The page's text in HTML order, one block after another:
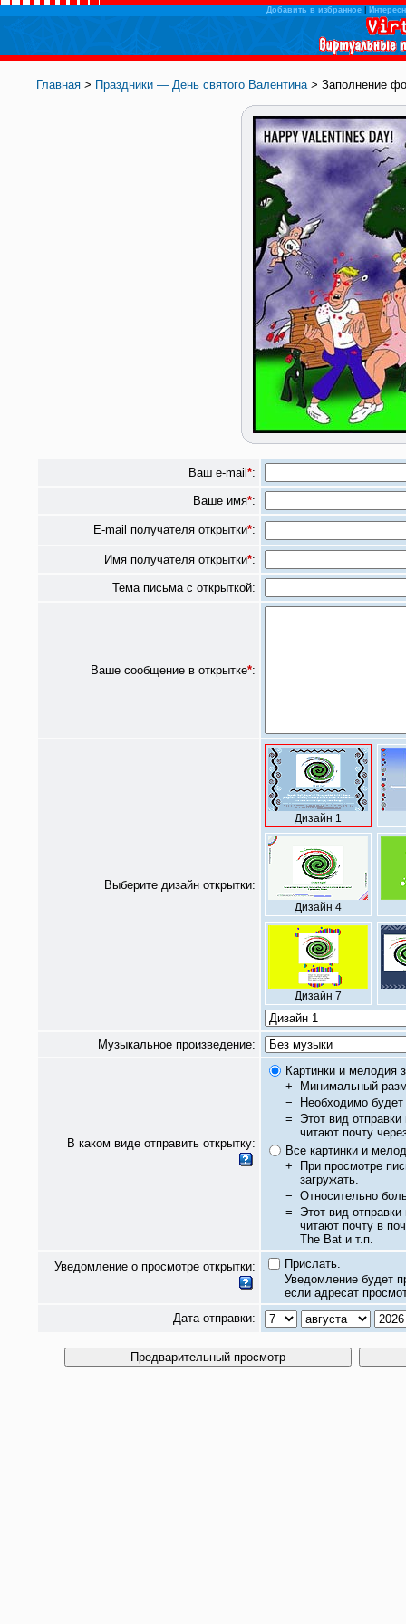
Добавить в избранное|
Главная > Праздники — День святого Валентина> Заполнение
Ваш e-mail *:
Ваше имя*:
E-mail получателя открытки*:
Имя получателя открытки*:
Тема письма с открыткой:
Ваше сообщение в открытке*:
Выберите дизайн открытки:
Дизайн 1
Дизайн 4
Дизайн 7
Музыкальное произведение:
В каком виде отправить открытку:
Картинки и мелодия
+
Минимальный
−
Необходимо будет
= Этот вид
читают почту
Все картинки и
+
При просмотре
загружать.
− Относительно
= Этот вид
читают почту в
The Bat и т.п.
Уведомление о просмотре открытки:
Прислать.
Уведомление будет
если адресат
Дата отправки: